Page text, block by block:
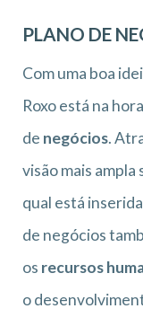
PLANO DE
Com uma boa
Roxo está na
de negócios.
visão mais
qual está
de negócios
os recursos
o